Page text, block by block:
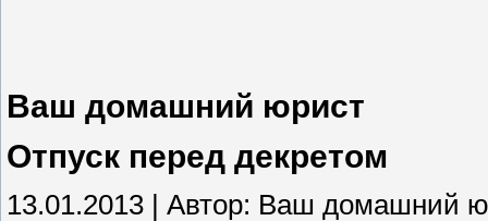
Ваш домашний юрист
Отпуск перед декретом
13.01.2013 | Автор: Ваш домашний